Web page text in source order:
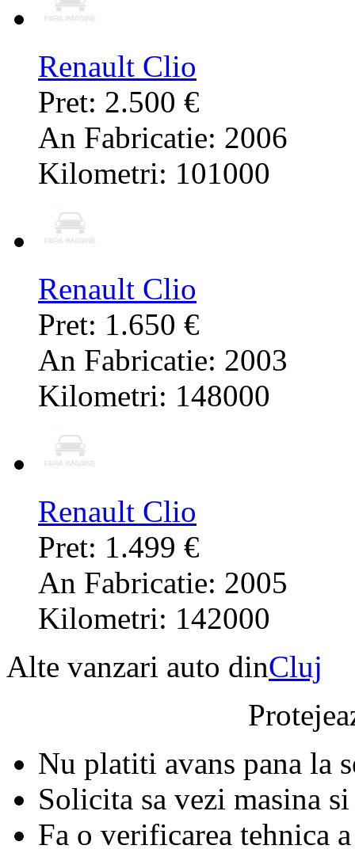
Renault Clio
Pret: 2.500 €
An Fabricatie: 2006
Kilometri: 101000
Renault Clio
Pret: 1.650 €
An Fabricatie: 2003
Kilometri: 148000
Renault Clio
Pret: 1.499 €
An Fabricatie: 2005
Kilometri: 142000
Alte vanzari auto dinCluj
Nu platiti avans pana la
Solicita sa vezi masina si
Fa o verificarea tehnica